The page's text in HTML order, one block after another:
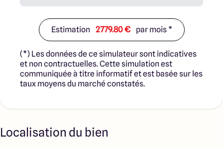
Estimation 2779.80 € par mois *
(*) Les données de ce simulateur sont indicatives
et non contractuelles. Cette simulation est
communiquée à titre informatif et est basée sur les
taux moyens du marché constatés.
Localisation du bien